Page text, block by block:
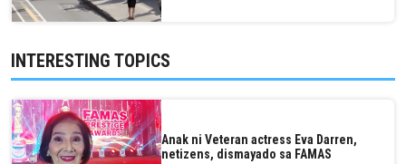
INTERESTING TOPICS
Anak ni Veteran actress Eva Darren,
netizens, dismayado sa FAMAS